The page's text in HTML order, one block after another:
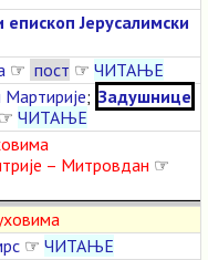
епископ Јерусалимски
☞ пост ☞ ЧИТАЊЕ
; Задушнице
☞ ЧИТАЊЕ
– Митровдан ☞
☞ ЧИТАЊЕ